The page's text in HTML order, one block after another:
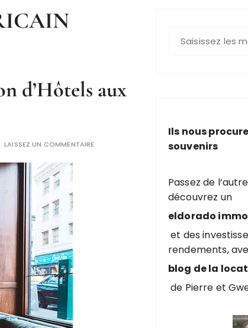
d’Hôtels aux
LAISSEZ UN COMMENTAIRE
h
e
o
u
r
Ils nous
souvenirs
Passez de
découvrez un
eldorado
et des
rendements,
blog de la
de Pierre et